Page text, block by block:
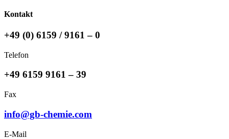
Kontakt
+49 (0) 6159 / 9161 – 0
Telefon
+49 6159 9161 – 39
Fax
info@gb-chemie.com
E-Mail